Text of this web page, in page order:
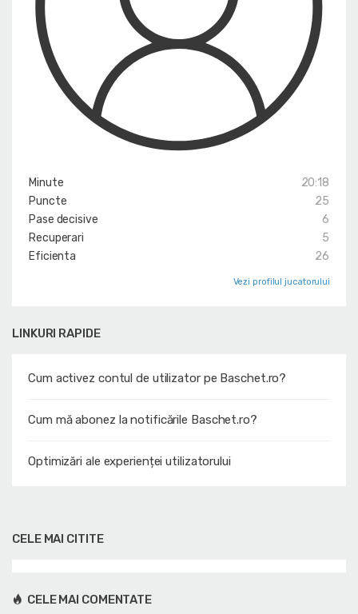
Minute
20:18
Puncte
25
Pase decisive
6
Recuperari
5
Eficienta
26
Vezi profilul jucatorului
LINKURI RAPIDE
Cum activez contul de utilizator pe Baschet.ro?
Cum mă abonez la notificările Baschet.ro?
Optimizări ale experienței utilizatorului
CELE MAI CITITE
CELE MAI COMENTATE